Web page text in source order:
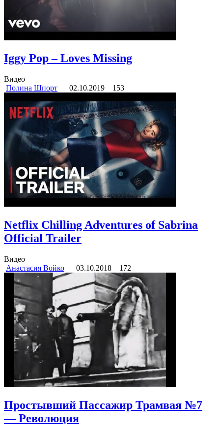
Iggy Pop – Loves Missing
Видео
Полина Шпорт
02.10.2019 153
Netflix Chilling Adventures of Sabrina
Official Trailer
Видео
Анастасия Войко
03.10.2018 172
Простывший Пассажир Трамвая №7
— Революция